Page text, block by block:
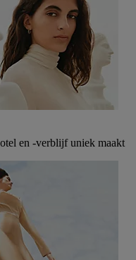
en -verblijf uniek maakt